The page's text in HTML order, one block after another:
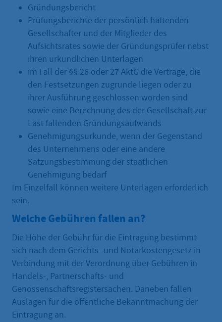
Gründungsbericht
Prüfungsberichte der persönlich haftenden
Gesellschafter und der Mitglieder des
Aufsichtsrates sowie der Gründungsprüfer nebst
ihren urkundlichen Unterlagen
im Fall der §§ 26 oder 27 AktG die Verträge, die
den Festsetzungen zugrunde liegen oder zu
ihrer Ausführung geschlossen worden sind
sowie eine Berechnung des der Gesellschaft zur
Last fallenden Gründungsaufwands
Genehmigungsurkunde, wenn der Gegenstand
des Unternehmens oder eine andere
Satzungsbestimmung der staatlichen
Genehmigung bedarf
Im Einzelfall können weitere Unterlagen erforderlich
sein.
Welche Gebühren fallen an?
Die Höhe der Gebühr für die Eintragung bestimmt
sich nach dem Gerichts- und Notarkostengesetz in
Verbindung mit der Verordnung über Gebühren in
Handels-, Partnerschafts- und
Genossenschaftsregistersachen. Daneben fallen
Auslagen für die öffentliche Bekanntmachung der
Eintragung an.